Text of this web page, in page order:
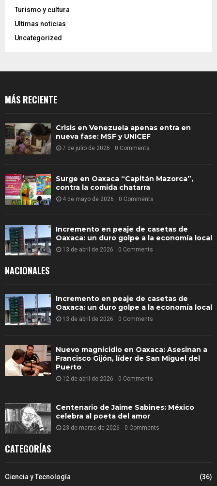
Turismo y cultura
Ultimas noticias
Uncategorized
MÁS RECIENTE
Crisis en Venezuela apenas entra en
nueva fase: MSF y UNICEF
7 de julio de 2026 0 Comments
Surge en Oaxaca “Capitán Mazorca”,
contra la comida chatarra
4 de mayo de 2026 0 Comments
Incremento en peaje de casetas de
Oaxaca: un duro golpe a la economía local
13 de abril de 2026 0 Comments
NACIONALES
Incremento en peaje de casetas de
Oaxaca: un duro golpe a la economía local
13 de abril de 2026 0 Comments
Nuevo magnicidio en Oaxaca: Asesinan a
Francisco Gijón, líder de San Miguel del
Puerto
12 de abril de 2026 0 Comments
Centenario de Jaime Sabines: México
celebra al poeta del amor
23 de marzo de 2026 0 Comments
CATEGORÍAS
Ciencia y Tecnología
(36)